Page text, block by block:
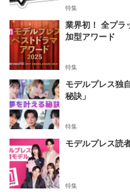
特集
業界初！ 全プラ
加型アワード
特集
モデルプレス独
秘訣」
特集
モデルプレス読
特集